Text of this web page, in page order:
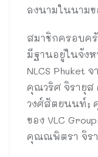
ลงนามในนาม
สมาชิกครอบครั
มีฐานอยู่ในจัง
NLCS Phuket
คุณวริศ จิรายุ
วงศ์สัตยนนท์;
ของ VLC
คุณณพิตรา จิร